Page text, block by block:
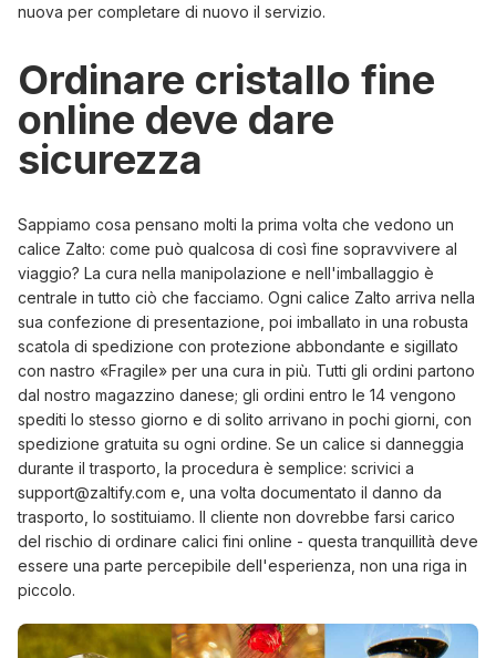
nuova per completare di nuovo il servizio.
Ordinare cristallo fine
online deve dare
sicurezza
Sappiamo cosa pensano molti la prima volta che vedono un
calice Zalto: come può qualcosa di così fine sopravvivere al
viaggio? La cura nella manipolazione e nell'imballaggio è
centrale in tutto ciò che facciamo. Ogni calice Zalto arriva nella
sua confezione di presentazione, poi imballato in una robusta
scatola di spedizione con protezione abbondante e sigillato
con nastro «Fragile» per una cura in più. Tutti gli ordini partono
dal nostro magazzino danese; gli ordini entro le 14 vengono
spediti lo stesso giorno e di solito arrivano in pochi giorni, con
spedizione gratuita su ogni ordine. Se un calice si danneggia
durante il trasporto, la procedura è semplice: scrivici a
support@zaltify.com e, una volta documentato il danno da
trasporto, lo sostituiamo. Il cliente non dovrebbe farsi carico
del rischio di ordinare calici fini online - questa tranquillità deve
essere una parte percepibile dell'esperienza, non una riga in
piccolo.